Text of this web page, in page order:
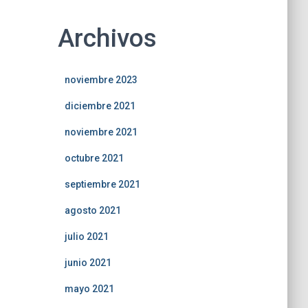
Archivos
noviembre 2023
diciembre 2021
noviembre 2021
octubre 2021
septiembre 2021
agosto 2021
julio 2021
junio 2021
mayo 2021